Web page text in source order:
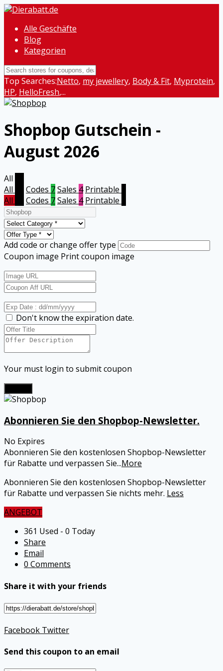
Alle Geschäfte
Blog
Kategorien
Top Searches:Netto, my jewellery, Body & Fit, Myprotein,
HP, HelloFresh,...
Shopbop Gutschein -
August 2026
All
All
Codes 7Sales 4 Printable
All
Codes 7Sales 4 Printable
Add code or change offer type
Coupon image Print coupon image
Don't know the expiration date.
Your must login to submit coupon
Abonnieren Sie den Shopbop-Newsletter.
No Expires
Abonnieren Sie den kostenlosen Shopbop-Newsletter
für Rabatte und verpassen Sie...More
Abonnieren Sie den kostenlosen Shopbop-Newsletter
für Rabatte und verpassen Sie nichts mehr. Less
ANGEBOT
361 Used - 0 Today
Share
Email
0 Comments
Share it with your friends
Facebook Twitter
Send this coupon to an email